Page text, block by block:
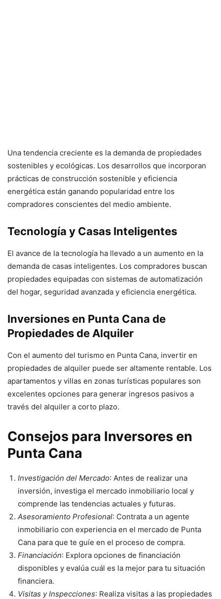
Una tendencia creciente es la demanda de propiedades
sostenibles y ecológicas. Los desarrollos que incorporan
prácticas de construcción sostenible y eficiencia
energética están ganando popularidad entre los
compradores conscientes del medio ambiente.
Tecnología y Casas Inteligentes
El avance de la tecnología ha llevado a un aumento en la
demanda de casas inteligentes. Los compradores buscan
propiedades equipadas con sistemas de automatización
del hogar, seguridad avanzada y eficiencia energética.
Inversiones en Punta Cana de
Propiedades de Alquiler
Con el aumento del turismo en Punta Cana, invertir en
propiedades de alquiler puede ser altamente rentable. Los
apartamentos y villas en zonas turísticas populares son
excelentes opciones para generar ingresos pasivos a
través del alquiler a corto plazo.
Consejos para Inversores en
Punta Cana
Investigación del Mercado: Antes de realizar una
inversión, investiga el mercado inmobiliario local y
comprende las tendencias actuales y futuras.
Asesoramiento Profesional: Contrata a un agente
inmobiliario con experiencia en el mercado de Punta
Cana para que te guíe en el proceso de compra.
Financiación: Explora opciones de financiación
disponibles y evalúa cuál es la mejor para tu situación
financiera.
Visitas y Inspecciones: Realiza visitas a las propiedades